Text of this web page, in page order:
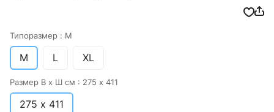
Типоразмер : M
M L XL
Размер В х Ш см : 275 х 411
275 х 411